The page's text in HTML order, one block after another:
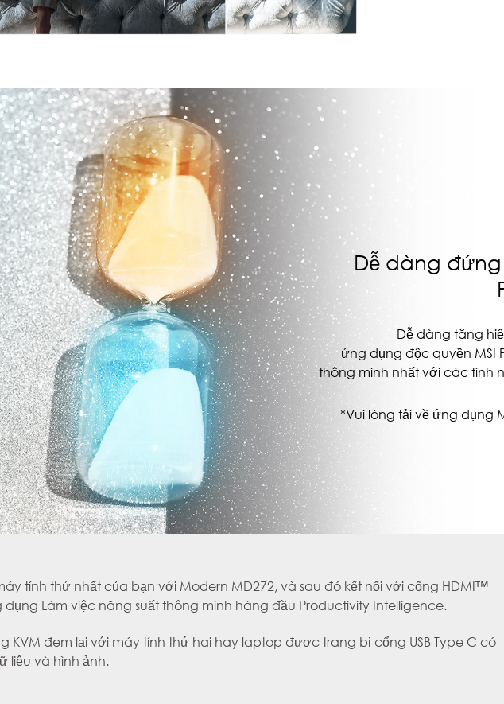
Dễ dàng
Dễ dàng tăng
ứng dụng độc quyền MSI
thông minh nhất với các tính
*Vui lòng tải về ứng dụng
tính thứ nhất của bạn với Modern MD272, và sau đó kết nối với cổng HDMI™
Làm việc năng suất thông minh hàng đầu Productivity Intelligence.
KVM đem lại với máy tính thứ hai hay laptop được trang bị cổng USB Type C có
liệu và hình ảnh.